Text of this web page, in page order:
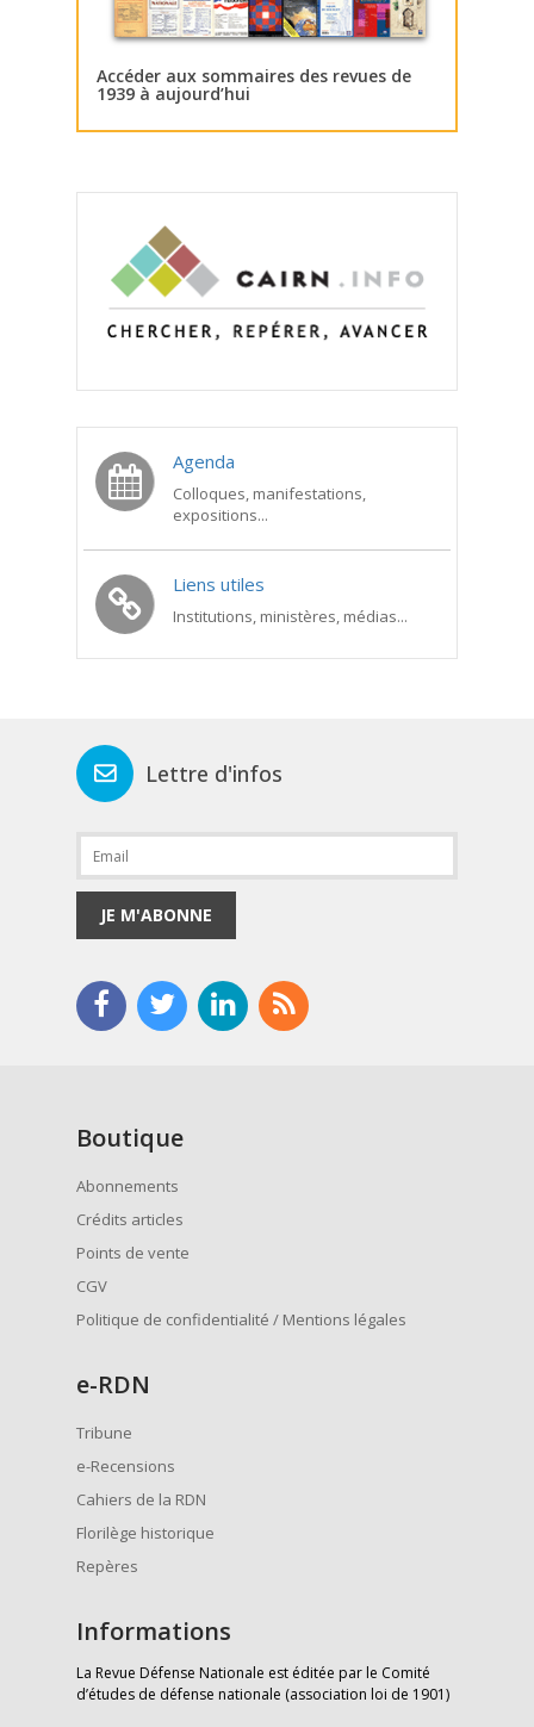
Accéder aux sommaires des revues de
1939 à aujourd’hui
Agenda
Colloques, manifestations,
expositions...
Liens utiles
Institutions, ministères, médias...
Lettre d'infos
JE M'ABONNE
Boutique
Abonnements
Crédits articles
Points de vente
CGV
Politique de confidentialité / Mentions légales
e-RDN
Tribune
e-Recensions
Cahiers de la RDN
Florilège historique
Repères
Informations
La Revue Défense Nationale est éditée par le Comité
d’études de défense nationale (association loi de 1901)